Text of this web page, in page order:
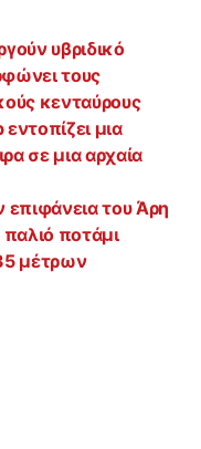
υβριδικό
τους
κενταύρους
μια
σε μια αρχαία
επιφάνεια του Άρη
ποτάμι
μέτρων